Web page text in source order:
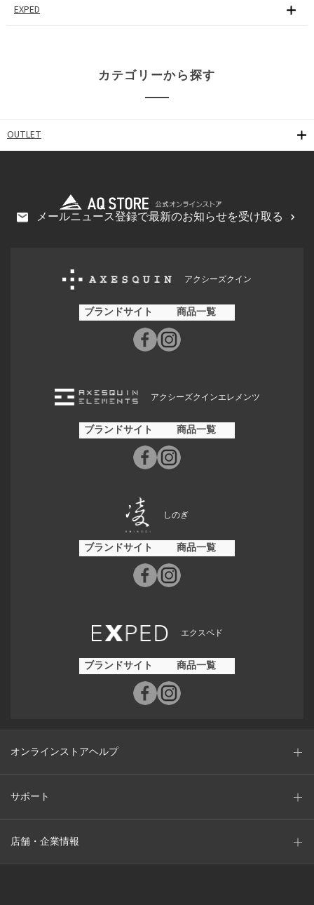
EXPED
カテゴリーから探す
OUTLET
メールニュース登録で最新のお知らせを受け取る
アクシーズクイン
ブランドサイト 商品一覧
アクシーズクインエレメンツ
ブランドサイト 商品一覧
しのぎ
ブランドサイト 商品一覧
エクスペド
ブランドサイト 商品一覧
オンラインストアヘルプ
サポート
店舗・企業情報